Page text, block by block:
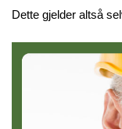
Dette gjelder altså